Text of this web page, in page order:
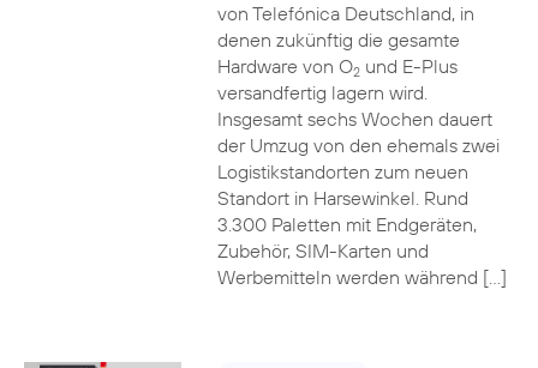
von Telefónica Deutschland, in
denen zukünftig die gesamte
Hardware von O2und E-Plus
versandfertig lagern wird.
Insgesamt sechs Wochen dauert
der Umzug von den ehemals zwei
Logistikstandorten zum neuen
Standort in Harsewinkel. Rund
3.300 Paletten mit Endgeräten,
Zubehör, SIM-Karten und
Werbemitteln werden während […]